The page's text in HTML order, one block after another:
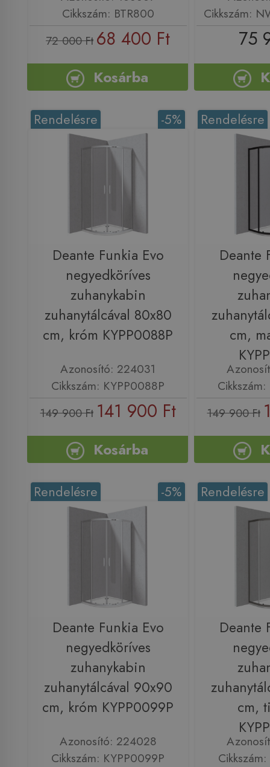
Cikkszám: BTR800
72 000 Ft 68 400 Ft
Kosárba
Cikkszám:
75
-5%
Rendelésre
Deante Funkia Evo
negyedköríves
zuhanykabin
zuhanytálcával 80x80
cm, króm KYPP0088P
Azonosító: 224031
Cikkszám: KYPP0088P
149 900 Ft 141 900 Ft
Kosárba
Rendelésre
Deante
cm,
149 900 Ft
-5%
Rendelésre
Deante Funkia Evo
negyedköríves
zuhanykabin
zuhanytálcával 90x90
cm, króm KYPP0099P
Azonosító: 224028
Cikkszám: KYPP0099P
Rendelésre
Deante
cm,